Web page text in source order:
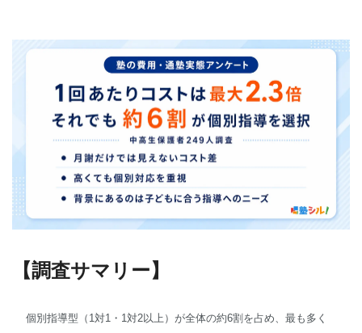
【調査サマリー】
個別指導型（1対1・1対2以上）が全体の約6割を占め、最も多く